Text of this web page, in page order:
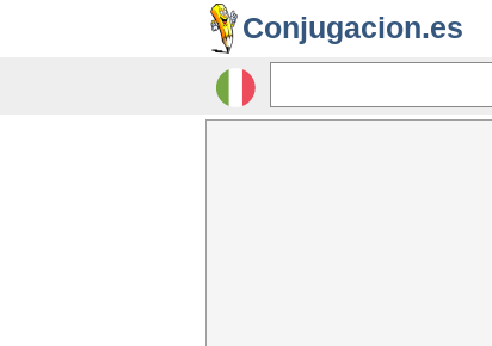
Conjugacion.es